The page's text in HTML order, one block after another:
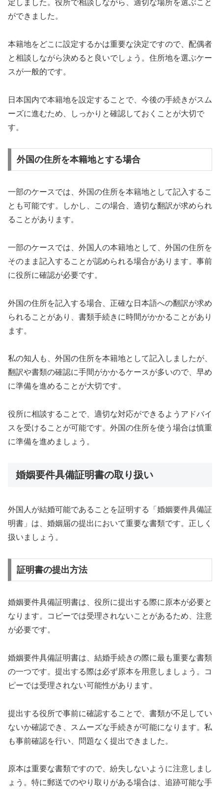
定しました。役所で相談しながら、適切な場所を選ぶこと
ができました。
本籍地をどこに設定するかは重要な決定ですので、配偶者
と相談しながら決めると良いでしょう。住所地を選ぶケー
スが一般的です。
日本国内で本籍地を設定することで、今後の手続きがスム
ーズに進むため、しっかりと確認しておくことが大切で
す。
外国の住所を本籍地とする場合
一部のケースでは、外国の住所を本籍地として記入するこ
とも可能です。しかし、この場合、適切な翻訳が求められ
ることがあります。
一部のケースでは、外国人の本籍地として、外国の住所を
そのまま記入することが認められる場合があります。事前
に役所に確認が必要です。
外国の住所を記入する場合、正確な日本語への翻訳が求め
られることがあり、書類手続きに時間がかかることがあり
ます。
私の知人も、外国の住所を本籍地として記入しましたが、
翻訳や書類の確認に手間がかかるケースが多いので、早め
に準備を進めることが大切です。
役所に相談することで、適切な対応ができるようアドバイ
スを受けることが可能です。外国の住所を使う場合は慎重
に準備を進めましょう。
婚姻要件具備証明書の取り扱い
外国人が結婚可能であることを証明する「婚姻要件具備証
明書」は、婚姻届の提出において重要な書類です。正しく
扱いましょう。
証明書の提出方法
婚姻要件具備証明書は、役所に提出する際に原本が必要と
なります。コピーでは受理されないことがあるため、注意
が必要です。
婚姻要件具備証明書は、結婚手続きの際に最も重要な書類
の一つです。提出する際は必ず原本を用意しましょう。コ
ピーでは受理されない可能性があります。
提出する役所で事前に確認することで、書類が不足してい
ないか確認でき、スムーズな手続きが可能になります。私
も事前確認を行い、問題なく提出できました。
原本は重要な書類ですので、紛失しないように注意しまし
ょう。特に郵送でのやり取りがある場合は、追跡可能な手